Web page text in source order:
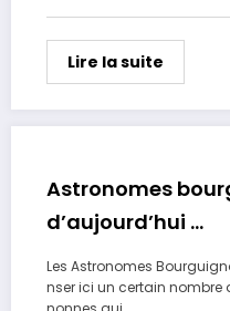
Lire la suite
Astronomes
d’aujourd’hui …
Les Astronomes
nser ici un certain nombre